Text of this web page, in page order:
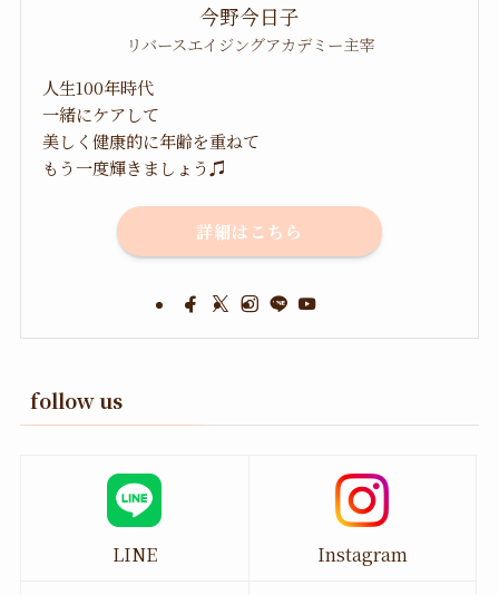
今野今日子
リバースエイジングアカデミー主宰
人生100年時代
一緒にケアして
美しく健康的に年齢を重ねて
もう一度輝きましょう♫
詳細はこちら
follow us
LINE Instagram